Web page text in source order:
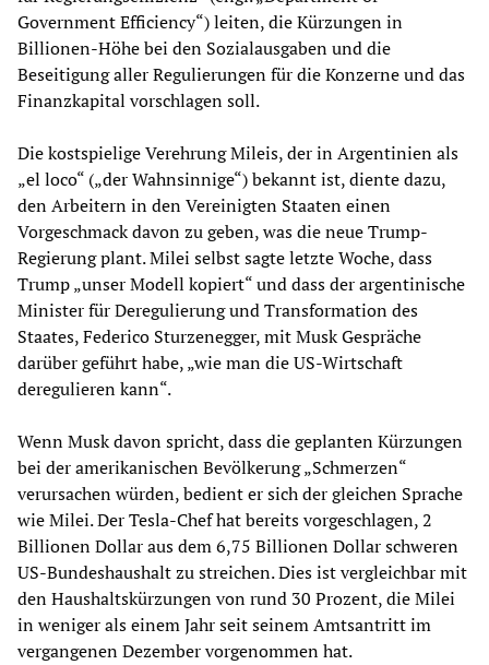
Government Efficiency“) leiten, die Kürzungen in
Billionen-Höhe bei den Sozialausgaben und die
Beseitigung aller Regulierungen für die Konzerne und das
Finanzkapital vorschlagen soll.
Die kostspielige Verehrung Mileis, der in Argentinien als
„el loco“ („der Wahnsinnige“) bekannt ist, diente dazu,
den Arbeitern in den Vereinigten Staaten einen
Vorgeschmack davon zu geben, was die neue Trump-
Regierung plant. Milei selbst sagte letzte Woche, dass
Trump „unser Modell kopiert“ und dass der argentinische
Minister für Deregulierung und Transformation des
Staates, Federico Sturzenegger, mit Musk Gespräche
darüber geführt habe, „wie man die US-Wirtschaft
deregulieren kann“.
Wenn Musk davon spricht, dass die geplanten Kürzungen
bei der amerikanischen Bevölkerung „Schmerzen“
verursachen würden, bedient er sich der gleichen Sprache
wie Milei. Der Tesla-Chef hat bereits vorgeschlagen, 2
Billionen Dollar aus dem 6,75 Billionen Dollar schweren
US-Bundeshaushalt zu streichen. Dies ist vergleichbar mit
den Haushaltskürzungen von rund 30 Prozent, die Milei
in weniger als einem Jahr seit seinem Amtsantritt im
vergangenen Dezember vorgenommen hat.